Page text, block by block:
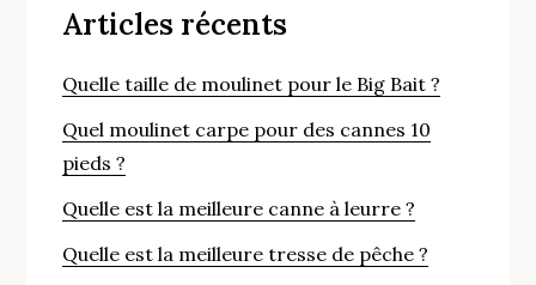
Articles récents
Quelle taille de moulinet pour le Big Bait ?
Quel moulinet carpe pour des cannes 10
pieds ?
Quelle est la meilleure canne à leurre ?
Quelle est la meilleure tresse de pêche ?